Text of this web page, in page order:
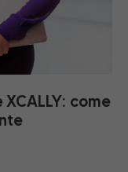
come